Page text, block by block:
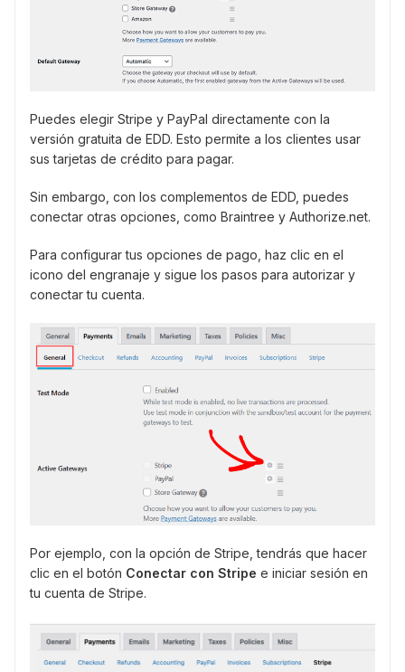
Puedes elegir Stripe y PayPal directamente con la
versión gratuita de EDD. Esto permite a los clientes usar
sus tarjetas de crédito para pagar.
Sin embargo, con los complementos de EDD, puedes
conectar otras opciones, como Braintree y Authorize.net.
Para configurar tus opciones de pago, haz clic en el
icono del engranaje y sigue los pasos para autorizar y
conectar tu cuenta.
Por ejemplo, con la opción de Stripe, tendrás que hacer
clic en el botón Conectar con Stripe e iniciar sesión en
tu cuenta de Stripe.